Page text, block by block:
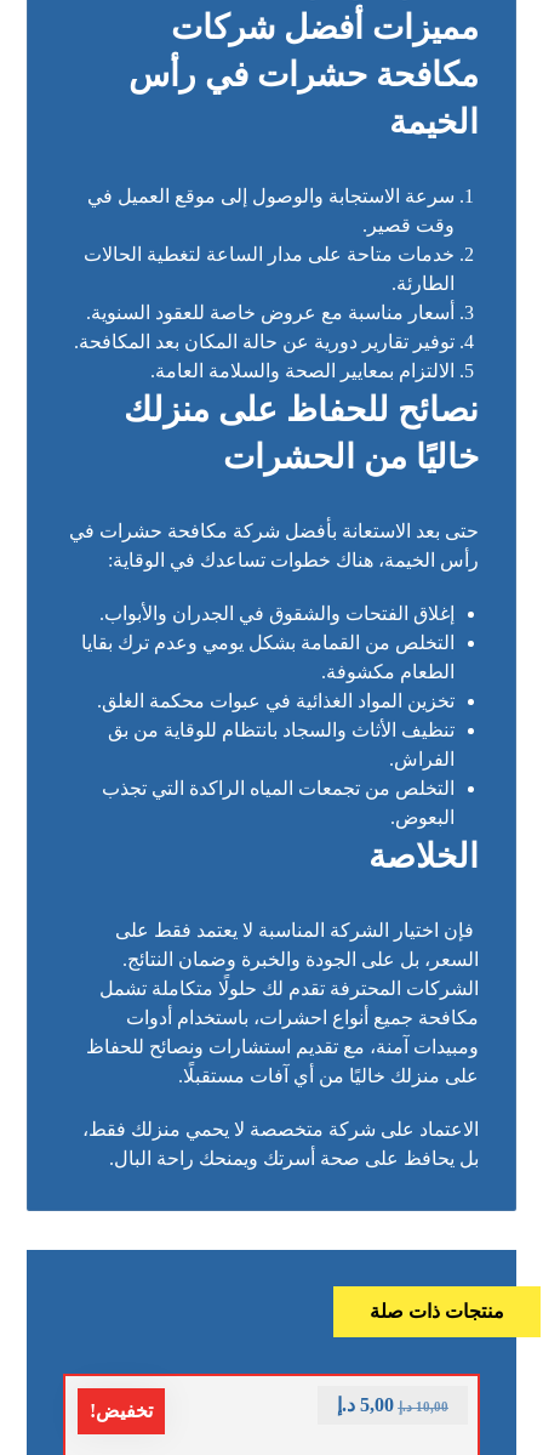
مميزات أفضل شركات
مكافحة حشرات في رأس
الخيمة
سرعة الاستجابة والوصول إلى موقع العميل في
وقت قصير.
خدمات متاحة على مدار الساعة لتغطية الحالات
الطارئة.
أسعار مناسبة مع عروض خاصة للعقود السنوية.
توفير تقارير دورية عن حالة المكان بعد المكافحة.
الالتزام بمعايير الصحة والسلامة العامة.
نصائح للحفاظ على منزلك
خاليًا من الحشرات
حتى بعد الاستعانة بأفضل شركة مكافحة حشرات في
رأس الخيمة، هناك خطوات تساعدك في الوقاية:
إغلاق الفتحات والشقوق في الجدران والأبواب.
التخلص من القمامة بشكل يومي وعدم ترك بقايا
الطعام مكشوفة.
تخزين المواد الغذائية في عبوات محكمة الغلق.
تنظيف الأثاث والسجاد بانتظام للوقاية من بق
الفراش.
التخلص من تجمعات المياه الراكدة التي تجذب
البعوض.
الخلاصة
فإن اختيار الشركة المناسبة لا يعتمد فقط على
السعر، بل على الجودة والخبرة وضمان النتائج.
الشركات المحترفة تقدم لك حلولًا متكاملة تشمل
مكافحة جميع أنواع احشرات، باستخدام أدوات
ومبيدات آمنة، مع تقديم استشارات ونصائح للحفاظ
على منزلك خاليًا من أي آفات مستقبلًا.
الاعتماد على شركة متخصصة لا يحمي منزلك فقط،
بل يحافظ على صحة أسرتك ويمنحك راحة البال.
منتجات ذات صلة
تخفيض! 10,00 د.إ 5,00 د.إ